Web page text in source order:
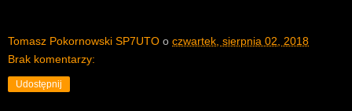
Tomasz Pokornowski SP7UTO o czwartek, sierpnia 02, 2018
Brak komentarzy:
Udostępnij